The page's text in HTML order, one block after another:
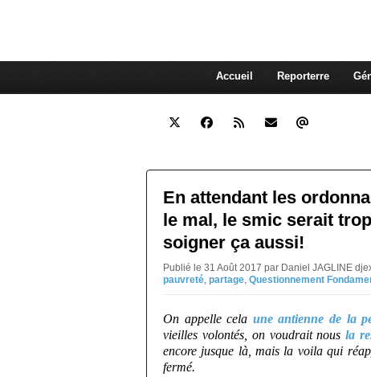
Accueil Reporterre
En attendant les
le mal, le smic serait
soigner ça aussi!
Publié le 31 Août 2017 par Daniel JAGLINE
pauvreté, partage, Questionnement
On appelle cela une antienne de la
vieilles volontés, on voudrait nousla
encore jusque là, mais la voila qui
fermé.